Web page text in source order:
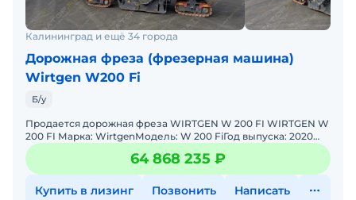
Калининград и ещё 34 города
Дорожная фреза (фрезерная машина)
Wirtgen W200 Fi
Б/у
Продается дорожная фреза WIRTGEN W 200 FI WIRTGEN W
200 FI Марка: WirtgenМодель: W 200 FiГод выпуска: 2020
г.Мощность: 430 кВтЧасы эксплуатации: 1800 моточасов
64 868 235 ₽
Купить в лизинг Позвонить Написать